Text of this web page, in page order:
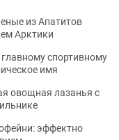
из Апатитов
Арктики
спортивному
имя
овощная лазанья с
эффектно